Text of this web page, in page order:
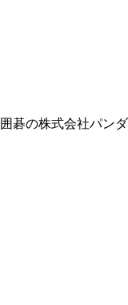
囲碁の株式会社パン